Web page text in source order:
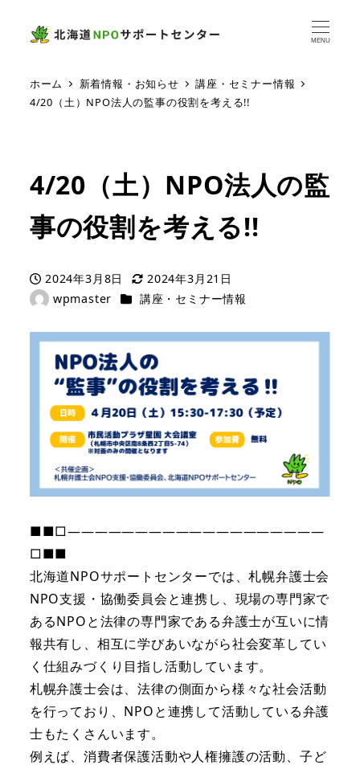
MENU
ホーム 新着情報・お知らせ
講座・セミナー情報
4/20（土）NPO法人の監事の役割を考える!!
4/20（土）NPO法人の監
事の役割を考える!!
投稿日
2024年3月8日
更新日
2024年3月21日
著
wpmaster カテゴリー
講座・セミナー情報
■■□―――――――――――――――――――
□■■
北海道NPOサポートセンターでは、札幌弁護士会
NPO支援・協働委員会と連携し、現場の専門家で
あるNPOと法律の専門家である弁護士が互いに情
報共有し、相互に学びあいながら社会変革してい
く仕組みづくり目指し活動しています。
札幌弁護士会は、法律の側面から様々な社会活動
を行っており、NPOと連携して活動している弁護
士もたくさんいます。
例えば、消費者保護活動や人権擁護の活動、子ど